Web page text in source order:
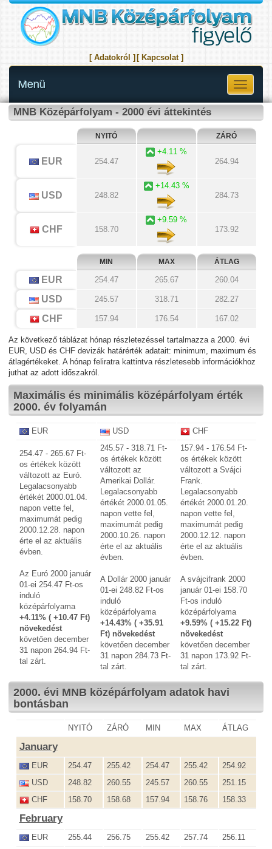
[ Adatokról ] [ Kapcsolat ]
Toggle
Menü
MNB Középárfolyam - 2000 évi áttekintés
NYITÓ ZÁRÓ
EUR 254.47
+4.11 %
264.94
USD 248.82
+14.43 %
284.73
CHF 158.70
+9.59 %
173.92
MIN MAX ÁTLAG
EUR 254.47 265.67 260.04
USD 245.57 318.71 282.27
CHF 157.94 176.54 167.02
Az következő táblázat hónap részletezéssel tartalmazza a 2000. évi
EUR, USD és CHF devizák határérték adatait: minimum, maximum és
átlagértékeket. A hónap feliratra kattintva részletesebb információkhoz
juthat az adott időszakról.
Maximális és minimális középárfolyam érték
2000. év folyamán
EUR USD CHF
254.47 - 265.67 Ft-
os értékek között
változott az Euró.
Legalacsonyabb
értékét 2000.01.04.
napon vette fel,
maximumát pedig
2000.12.28. napon
érte el az aktuális
évben.
Az Euró 2000 január
01-ei 254.47 Ft-os
induló
középárfolyama
+4.11% ( +10.47 Ft)
növekedést
követően december
31 napon 264.94 Ft-
tal zárt.
245.57 - 318.71 Ft-
os értékek között
változott az
Amerikai Dollár.
Legalacsonyabb
értékét 2000.01.05.
napon vette fel,
maximumát pedig
2000.10.26. napon
érte el az aktuális
évben.
A Dollár 2000 január
01-ei 248.82 Ft-os
induló
középárfolyama
+14.43% ( +35.91
Ft) növekedést
követően december
31 napon 284.73 Ft-
tal zárt.
157.94 - 176.54 Ft-
os értékek között
változott a Svájci
Frank.
Legalacsonyabb
értékét 2000.01.20.
napon vette fel,
maximumát pedig
2000.12.12. napon
érte el az aktuális
évben.
A svájcifrank 2000
január 01-ei 158.70
Ft-os induló
középárfolyama
+9.59% ( +15.22 Ft)
növekedést
követően december
31 napon 173.92 Ft-
tal zárt.
2000. évi MNB középárfolyam adatok havi
bontásban
NYITÓ ZÁRÓ MIN MAX ÁTLAG
January
EUR 254.47 255.42 254.47 255.42
254.92
USD
248.82 260.55 245.57 260.55
251.15
CHF
158.70 158.68 157.94 158.76 158.33
February
EUR 255.44 256.75 255.42 257.74
256.11